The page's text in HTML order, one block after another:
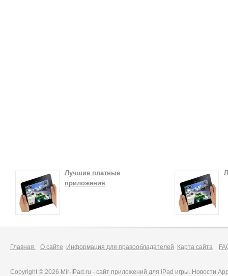
Лучшие платные
приложения
Главная О сайте Информация для правообладателей Карта сайта
Copyright © 2026 Mir-IPad.ru - сайт приложений для iPad игры. Новости